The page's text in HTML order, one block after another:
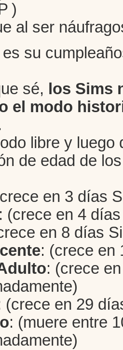
)
al ser
es su
sé, los Sims
el modo
libre y luego
de edad de
en 3 días
: (crece en 4
en 8 días
: (crece en
: (crece
(crece en 29
: (muere entre